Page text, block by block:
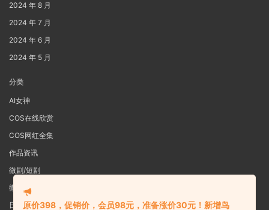
2024 年 8 月
2024 年 7 月
2024 年 6 月
2024 年 5 月
分类
AI女神
COS在线欣赏
COS网红全集
作品资讯
微剧/短剧
微密圈
日系写真原价398，促销价，会员98元，准备涨价30元！新增鸟